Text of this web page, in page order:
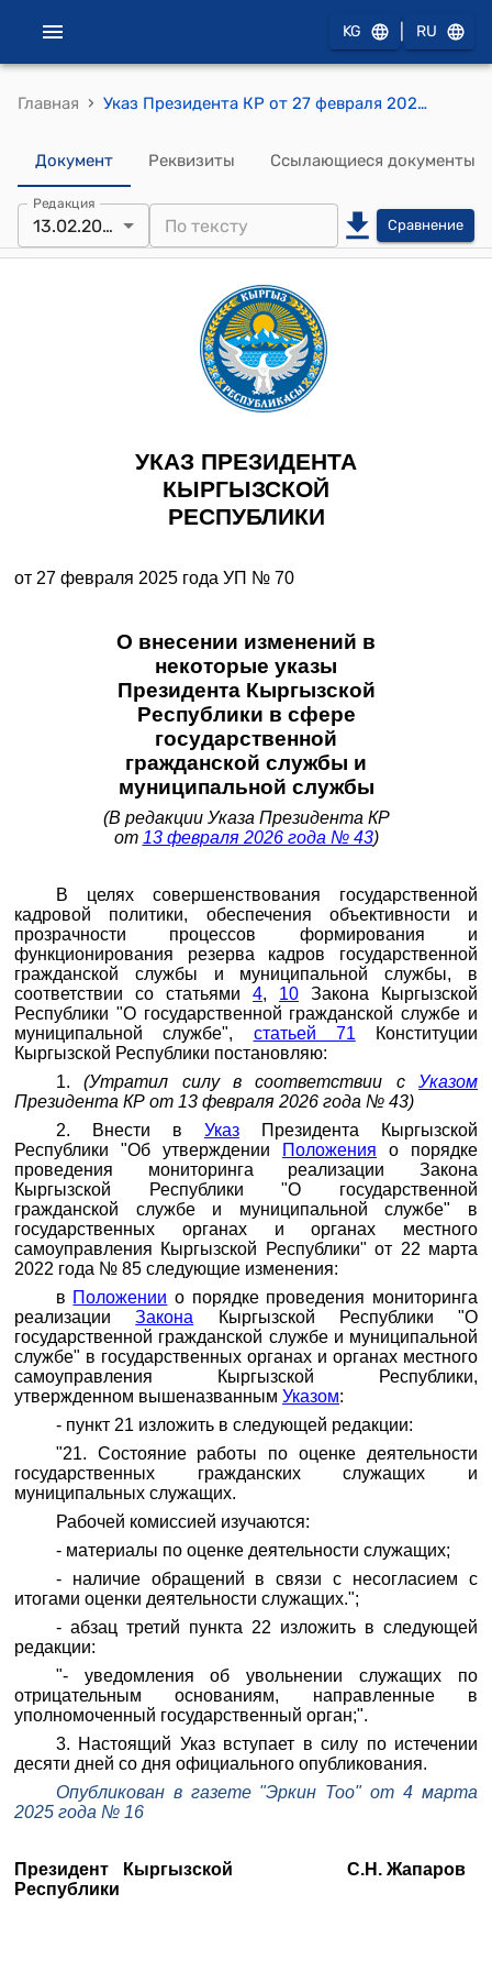
KG RU
Главная › Указ Президента КР от 27 февраля 2025 года УП № 70 "О внесении изменений в некоторые указы Президента Кыргызской Республики в сфере государственной гражданской службы и муниципальной службы"
Документ Реквизиты Ссылающиеся документы
Редакция
13.02.2026 Сравнение